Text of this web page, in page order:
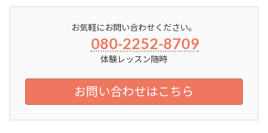
お気軽にお問い合わせください。
080-2252-8709
体験レッスン随時
お問い合わせはこちら